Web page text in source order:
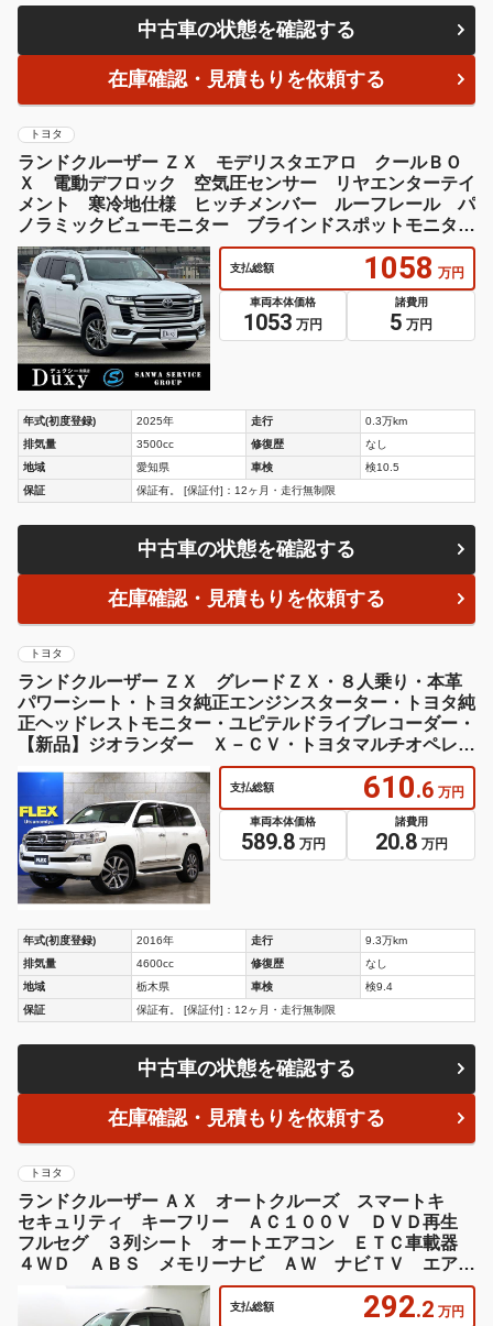
中古車の状態を確認する
在庫確認・見積もりを依頼する
トヨタ
ランドクルーザー ＺＸ モデリスタエアロ クールＢＯ
Ｘ 電動デフロック 空気圧センサー リヤエンターテイ
メント 寒冷地仕様 ヒッチメンバー ルーフレール パ
ノラミックビューモニター ブラインドスポットモニタ
パワーバックドア
支払総額 1058 万円
車両本体価格
1053 万円
諸費用
5 万円
年式(初度登録) 2025年 走行
0.3万km
排気量
3500cc 修復歴
なし
地域
愛知県 車検
検10.5
保証
保証有。 [保証付]：12ヶ月・走行無制限
中古車の状態を確認する
在庫確認・見積もりを依頼する
トヨタ
ランドクルーザー ＺＸ グレードＺＸ・８人乗り・本革
パワーシート・トヨタ純正エンジンスターター・トヨタ純
正ヘッドレストモニター・ユピテルドライブレコーダー・
【新品】ジオランダー Ｘ－ＣＶ・トヨタマルチオペレー
支払総額 610.6 万円
車両本体価格
589.8 万円
諸費用
20.8 万円
年式(初度登録) 2016年 走行
9.3万km
排気量
4600cc 修復歴
なし
地域
栃木県 車検
検9.4
保証
保証有。 [保証付]：12ヶ月・走行無制限
中古車の状態を確認する
在庫確認・見積もりを依頼する
トヨタ
ランドクルーザー ＡＸ オートクルーズ スマートキ
セキュリティ キーフリー ＡＣ１００Ｖ ＤＶＤ再生
フルセグ ３列シート オートエアコン ＥＴＣ車載器
４ＷＤ ＡＢＳ メモリーナビ ＡＷ ナビＴＶ エアバ
ッグ 横滑り防止
支払総額 292.2 万円